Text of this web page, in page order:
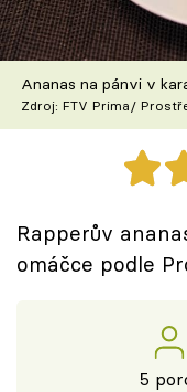
Škola vaření
Recepty z TV
Speciál: Cuketa
Těhotnej
Sledujte
Ananas na pánvi v
Zdroj: FTV Prima/
Rapperův
omáčce podle
5